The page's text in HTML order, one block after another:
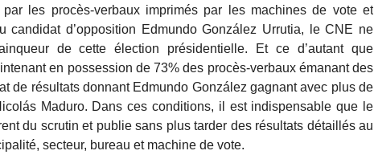
les procès-verbaux imprimés par les machines de vote et
candidat d’opposition Edmundo González Urrutia, le CNE ne
de cette élection présidentielle. Et ce d’autant que
en possession de 73% des procès-verbaux émanant des
de résultats donnant Edmundo González gagnant avec plus de
Maduro. Dans ces conditions, il est indispensable que le
du scrutin et publie sans plus tarder des résultats détaillés au
secteur, bureau et machine de vote.